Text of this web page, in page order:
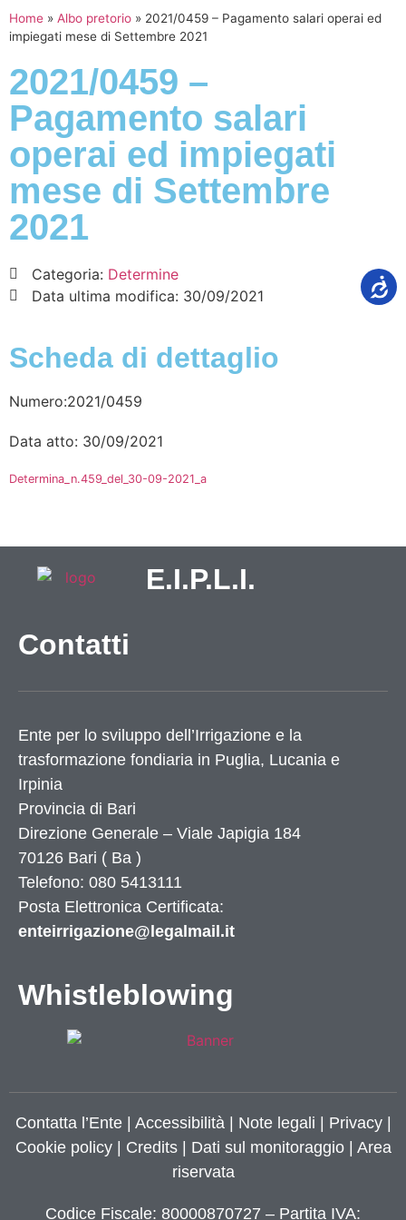
Home » Albo pretorio » 2021/0459 – Pagamento salari operai ed
impiegati mese di Settembre 2021
2021/0459 –
Pagamento salari
operai ed impiegati
mese di Settembre
2021
Categoria: Determine
Data ultima modifica: 30/09/2021
Scheda di dettaglio
Numero:2021/0459
Data atto: 30/09/2021
Determina_n.459_del_30-09-2021_a
E.I.P.L.I.
Contatti
Ente per lo sviluppo dell’Irrigazione e la
trasformazione fondiaria in Puglia, Lucania e
Irpinia
Provincia di Bari
Direzione Generale – Viale Japigia 184
70126 Bari ( Ba )
Telefono: 080 5413111
Posta Elettronica Certificata:
enteirrigazione@legalmail.it
Whistleblowing
Contatta l’Ente| Accessibilità| Note legali Privacy|
Cookie policy| Credits| Dati sul monitoraggio | Area
riservata
Codice Fiscale: 80000870727 – Partita IVA: